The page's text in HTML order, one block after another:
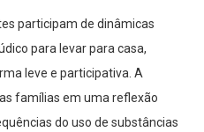
participam de dinâmicas
para levar para casa,
leve e participativa. A
famílias em uma reflexão
do uso de substâncias